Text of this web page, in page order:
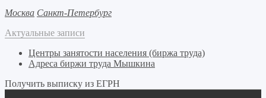
Москва Санкт-Петербург
Актуальные записи
Центры занятости населения (биржа труда)
Адреса биржи труда Мышкина
Получить выписку из ЕГРН